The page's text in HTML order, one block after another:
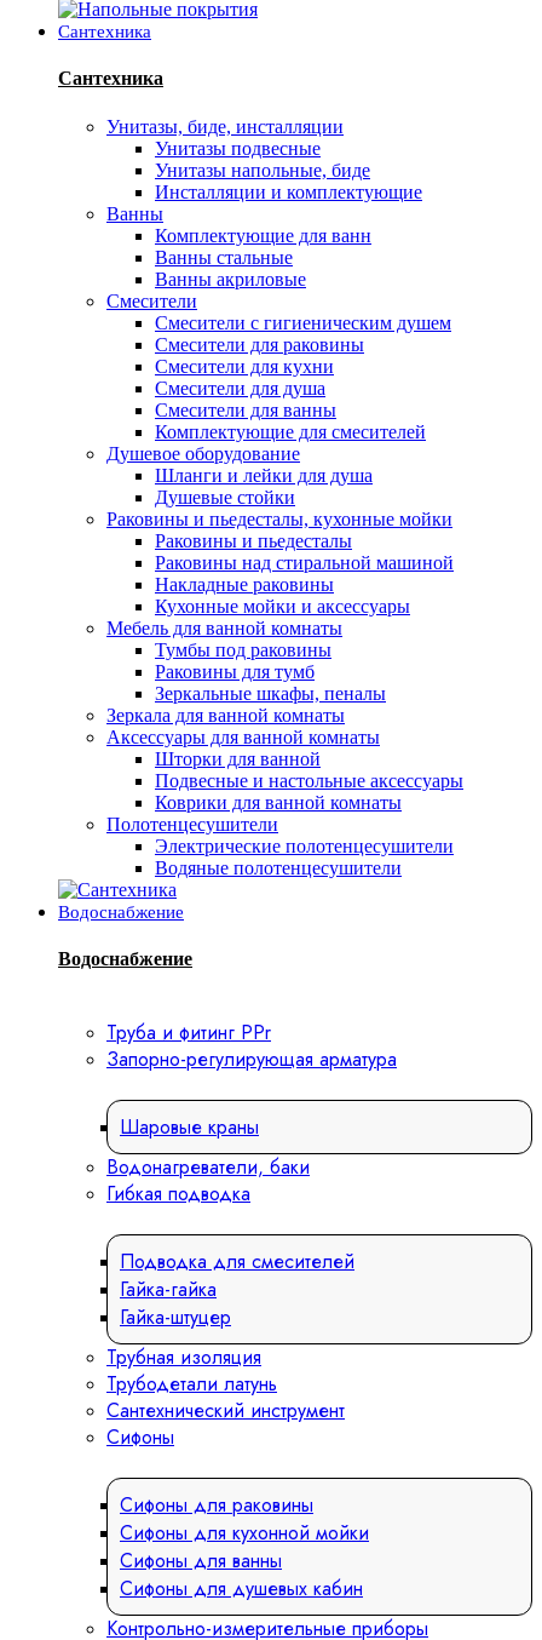
Сантехника
Сантехника
Унитазы, биде, инсталляции
Унитазы подвесные
Унитазы напольные, биде
Инсталляции и комплектующие
Ванны
Комплектующие для ванн
Ванны стальные
Ванны акриловые
Смесители
Смесители с гигиеническим душем
Смесители для раковины
Смесители для кухни
Смесители для душа
Смесители для ванны
Комплектующие для смесителей
Душевое оборудование
Шланги и лейки для душа
Душевые стойки
Раковины и пьедесталы, кухонные мойки
Раковины и пьедесталы
Раковины над стиральной машиной
Накладные раковины
Кухонные мойки и аксессуары
Мебель для ванной комнаты
Тумбы под раковины
Раковины для тумб
Зеркальные шкафы, пеналы
Зеркала для ванной комнаты
Аксессуары для ванной комнаты
Шторки для ванной
Подвесные и настольные аксессуары
Коврики для ванной комнаты
Полотенцесушители
Электрические полотенцесушители
Водяные полотенцесушители
Водоснабжение
Водоснабжение
Труба и фитинг PPr
Запорно-регулирующая арматура
Шаровые краны
Водонагреватели, баки
Гибкая подводка
Подводка для смесителей
Гайка-гайка
Гайка-штуцер
Трубная изоляция
Трубодетали латунь
Сантехнический инструмент
Сифоны
Сифоны для раковины
Сифоны для кухонной мойки
Сифоны для ванны
Сифоны для душевых кабин
Контрольно-измерительные приборы